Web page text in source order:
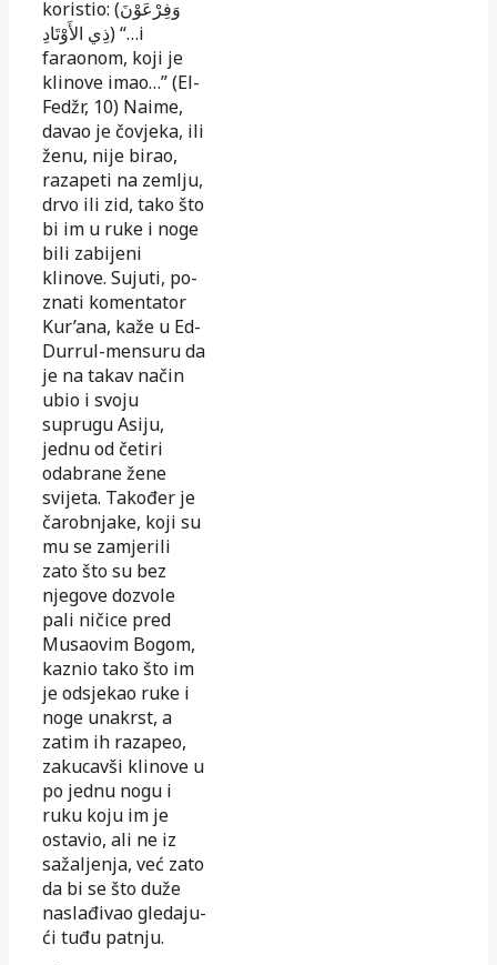
koristio: (وَفِرْعَوْنَ
ذِي الأَوْتَادِ) “…i
faraonom, koji je
klinove imao…” (El-
Fedžr, 10) Naime,
davao je čo­vje­ka, ili
ženu, nije birao,
razapeti na zemlju,
drvo ili zid, tako što
bi im u ruke i noge
bili zabijeni
klinove. Sujuti, po­
znati komentator
Kur’ana, kaže u Ed-
Durrul-mensuru da
je na takav način
ubio i svoju
suprugu Asiju,
jednu od če­tiri
odabrane žene
svijeta. Također je
čarobnjake, koji su
mu se zamjerili
zato što su bez
njegove dozvole
pali ni­čice pred
Musaovim Bogom,
kaznio tako što im
je od­sje­kao ruke i
noge unakrst, a
zatim ih razapeo,
zakucavši kli­nove u
po jednu nogu i
ruku koju im je
ostavio, ali ne iz
sažaljenja, već zato
da bi se što duže
naslađivao gle­da­ju­
ći tuđu patnju.